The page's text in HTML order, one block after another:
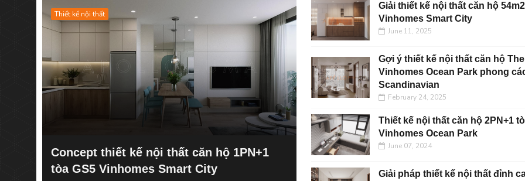
Thiết kế nội thất
Concept thiết kế nội thất căn hộ 1PN+1
tòa GS5 Vinhomes Smart City
Giải thiết kế nội thất căn hộ
Vinhomes Smart City
June 11, 2025
Gợi ý thiết kế nội thất căn hộ
Vinhomes Ocean Park phong
Scandinavian
February 24, 2025
Thiết kế nội thất căn hộ 2PN+1
Vinhomes Ocean Park
June 07, 2024
Giải pháp thiết kế nội thất đỉnh